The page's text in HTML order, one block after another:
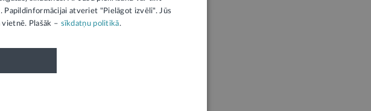
Ārpolitika
atveriet "Pielāgot izvēli". Jūs
Plašāk – sīkdatņu politikā.